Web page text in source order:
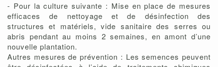
- Pour la culture suivante : Mise en place de mesures
efficaces de nettoyage et de désinfection des
structures et matériels, vide sanitaire des serres ou
abris pendant au moins 2 semaines, en amont d’une
nouvelle plantation.
Autres mesures de prévention : Les semences peuvent